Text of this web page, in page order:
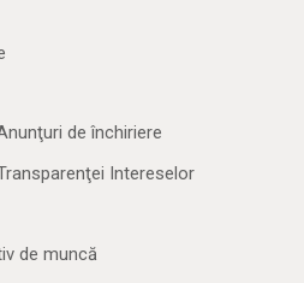
de închiriere
Intereselor
de muncă